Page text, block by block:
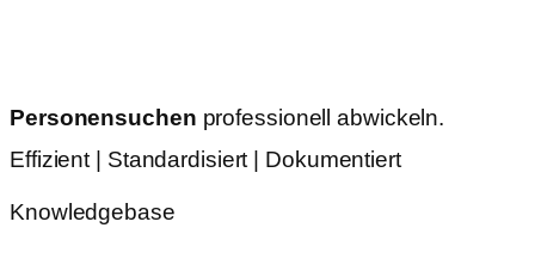
Personensuchen professionell abwickeln.
Effizient | Standardisiert | Dokumentiert
Knowledgebase